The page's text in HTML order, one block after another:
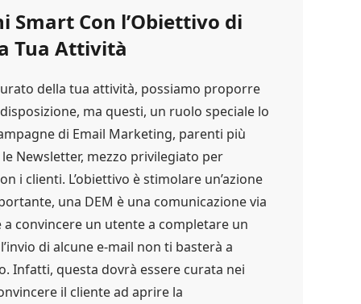
Smart Con l’Obiettivo di
Tua Attività
della tua attività, possiamo proporre
ma questi, un ruolo speciale lo
di Email Marketing, parenti più
Newsletter, mezzo privilegiato per
i clienti. L’obiettivo è stimolare un’azione
una DEM è una comunicazione via
convincere un utente a completare un
di alcune e-mail non ti basterà a
Infatti, questa dovrà essere curata nei
il cliente ad aprire la